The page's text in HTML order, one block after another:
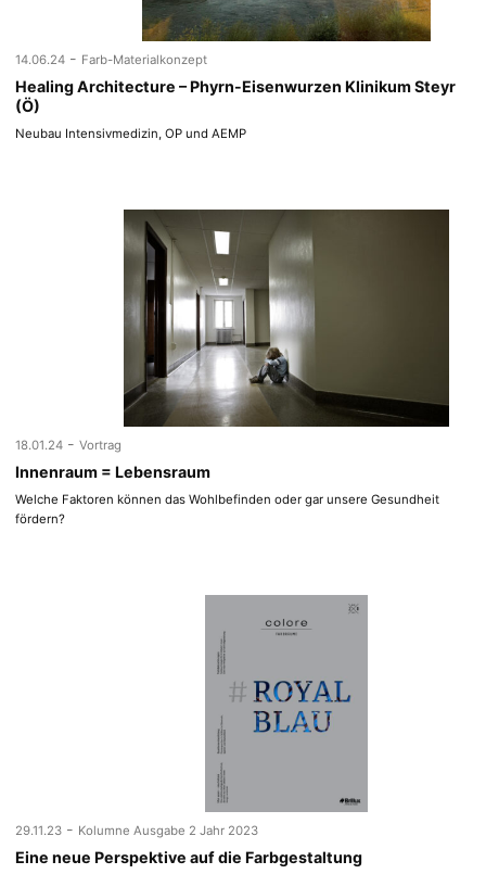
14.06.24 - Farb-Materialkonzept
Healing Architecture – Phyrn-Eisenwurzen Klinikum Steyr
(Ö)
Neubau Intensivmedizin, OP und AEMP
18.01.24 - Vortrag
Innenraum = Lebensraum
Welche Faktoren können das Wohlbefinden oder gar unsere Gesundheit
fördern?
29.11.23 - Kolumne Ausgabe 2 Jahr 2023
Eine neue Perspektive auf die Farbgestaltung